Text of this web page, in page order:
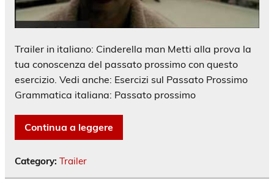
Trailer in italiano: Cinderella man Metti alla prova la
tua conoscenza del passato prossimo con questo
esercizio. Vedi anche: Esercizi sul Passato Prossimo
Grammatica italiana: Passato prossimo
Continua a leggere
Category: Trailer